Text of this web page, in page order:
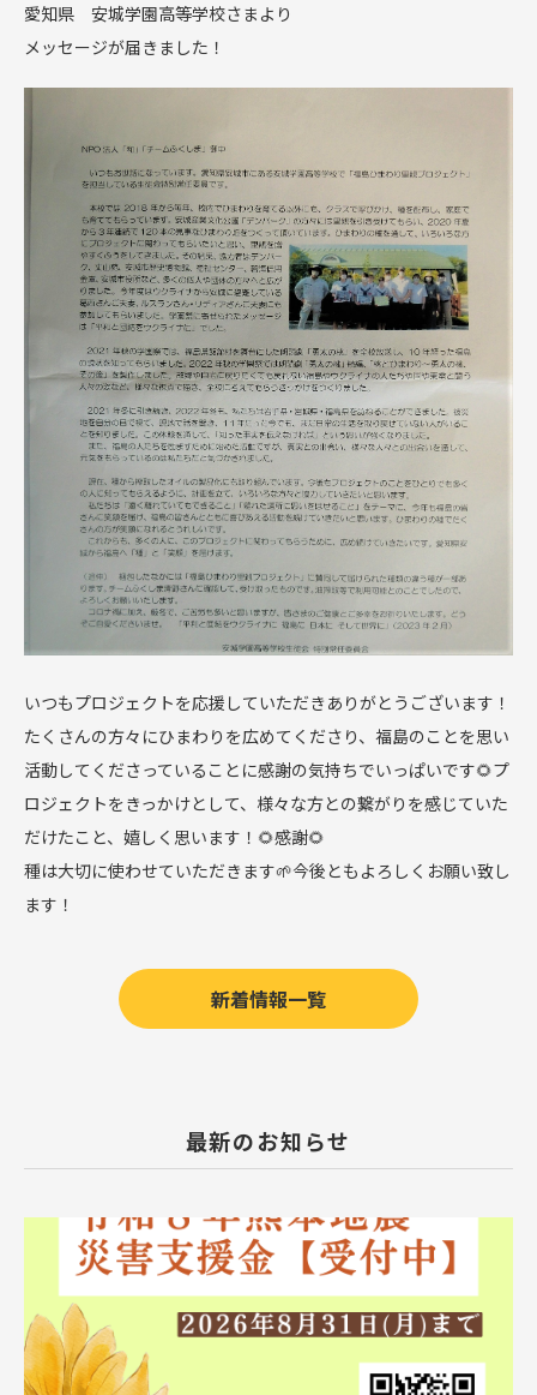
愛知県 安城学園高等学校さまより
メッセージが届きました！
いつもプロジェクトを応援していただきありがとうございます！
たくさんの方々にひまわりを広めてくださり、福島のことを思い
活動してくださっていることに感謝の気持ちでいっぱいです🌻プ
ロジェクトをきっかけとして、様々な方との繋がりを感じていた
だけたこと、嬉しく思います！🌻感謝🌻
種は大切に使わせていただきます🌱今後ともよろしくお願い致し
ます！
新着情報一覧
最新のお知らせ